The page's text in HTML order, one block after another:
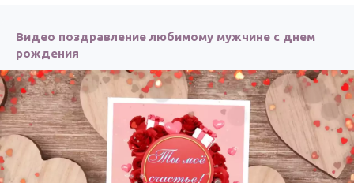
Видео поздравление любимому мужчине с днем
рождения